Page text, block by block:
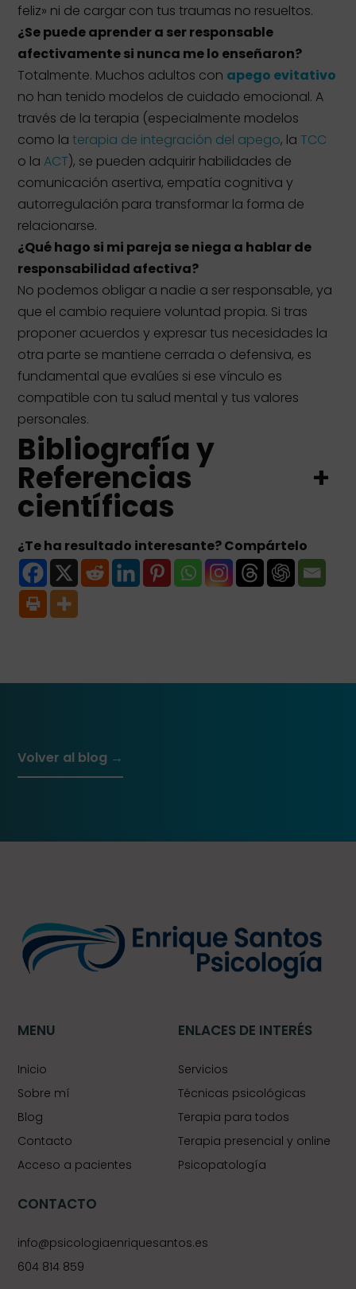
feliz» ni de cargar con tus traumas no resueltos.
¿Se puede aprender a ser responsable
afectivamente si nunca me lo enseñaron?
Totalmente. Muchos adultos con apego evitativo
no han tenido modelos de cuidado emocional. A
través de la terapia (especialmente modelos
como laterapia de integración del apego, la TCC
o la ACT), se pueden adquirir habilidades de
comunicación asertiva, empatía cognitiva y
autorregulación para transformar la forma de
relacionarse.
¿Qué hago si mi pareja se niega a hablar de
responsabilidad afectiva?
No podemos obligar a nadie a ser responsable, ya
que el cambio requiere voluntad propia. Si tras
proponer acuerdos y expresar tus necesidades la
otra parte se mantiene cerrada o defensiva, es
fundamental que evalúes si ese vínculo es
compatible con tu salud mental y tus valores
personales.
Bibliografía y
Referencias
científicas
+
¿Te ha resultado interesante? Compártelo
Volver al blog →
MENU
Inicio
Sobre mí
Blog
Contacto
Acceso a pacientes
ENLACES DE INTERÉS
Servicios
Técnicas psicológicas
Terapia para todos
Terapia presencial y online
Psicopatología
CONTACTO
info@psicologiaenriquesantos.es
604 814 859